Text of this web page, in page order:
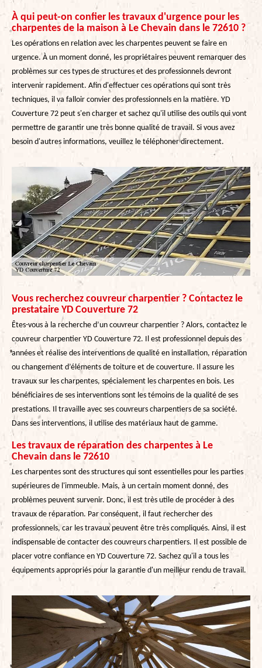
À qui peut-on confier les travaux d'urgence pour les
charpentes de la maison à Le Chevain dans le 72610 ?
Les opérations en relation avec les charpentes peuvent se faire en
urgence. À un moment donné, les propriétaires peuvent remarquer des
problèmes sur ces types de structures et des professionnels devront
intervenir rapidement. Afin d'effectuer ces opérations qui sont très
techniques, il va falloir convier des professionnels en la matière. YD
Couverture 72 peut s'en charger et sachez qu'il utilise des outils qui vont
permettre de garantir une très bonne qualité de travail. Si vous avez
besoin d'autres informations, veuillez le téléphoner directement.
Vous recherchez couvreur charpentier ? Contactez le
prestataire YD Couverture 72
Êtes-vous à la recherche d’un couvreur charpentier ? Alors, contactez le
couvreur charpentier YD Couverture 72. Il est professionnel depuis des
années et réalise des interventions de qualité en installation, réparation
ou changement d’éléments de toiture et de couverture. Il assure les
travaux sur les charpentes, spécialement les charpentes en bois. Les
bénéficiaires de ses interventions sont les témoins de la qualité de ses
prestations. Il travaille avec ses couvreurs charpentiers de sa société.
Dans ses interventions, il utilise des matériaux haut de gamme.
Les travaux de réparation des charpentes à Le
Chevain dans le 72610
Les charpentes sont des structures qui sont essentielles pour les parties
supérieures de l'immeuble. Mais, à un certain moment donné, des
problèmes peuvent survenir. Donc, il est très utile de procéder à des
travaux de réparation. Par conséquent, il faut rechercher des
professionnels, car les travaux peuvent être très compliqués. Ainsi, il est
indispensable de contacter des couvreurs charpentiers. Il est possible de
placer votre confiance en YD Couverture 72. Sachez qu'il a tous les
équipements appropriés pour la garantie d'un meilleur rendu de travail.